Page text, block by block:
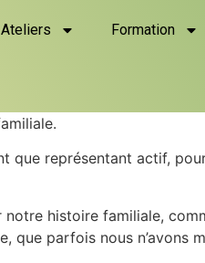
Ateliers Formation
représentant actif,
histoire familiale,
parfois nous n’avons